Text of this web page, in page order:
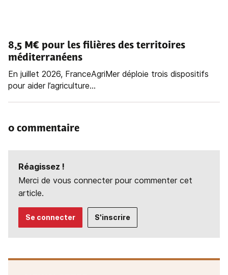
8,5 M€ pour les filières des territoires
méditerranéens
En juillet 2026, FranceAgriMer déploie trois dispositifs
pour aider l’agriculture...
0 commentaire
Réagissez !
Merci de vous connecter pour commenter cet
article.
Se connecter S'inscrire